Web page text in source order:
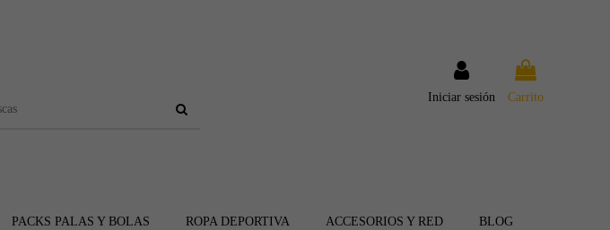
Iniciar sesión Carrito
PACKS PALAS Y BOLAS ROPA DEPORTIVA ACCESORIOS Y RED BLOG